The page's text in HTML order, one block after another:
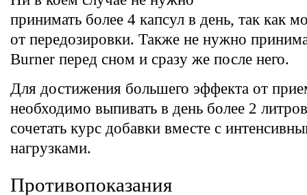
принимать более 4 капсул в день, так как
от передозировки. Также не нужно
Burner перед сном и сразу же после него.
Для достижения большего эффекта от
необходимо выпивать в день более 2
сочетать курс добавки вместе с
нагрузками.
Противопоказания